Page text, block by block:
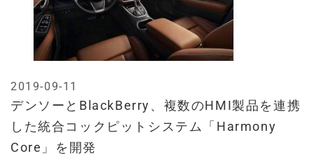
デンソーとBlackBerry、複数のHMI製品を連携
した統合コックピットシステム「Harmony
Core」を開発
2019-09-11